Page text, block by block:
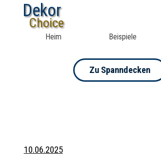
Heim Beispiele
Dekor
Choice
Zu Spanndecken
10.06.2025